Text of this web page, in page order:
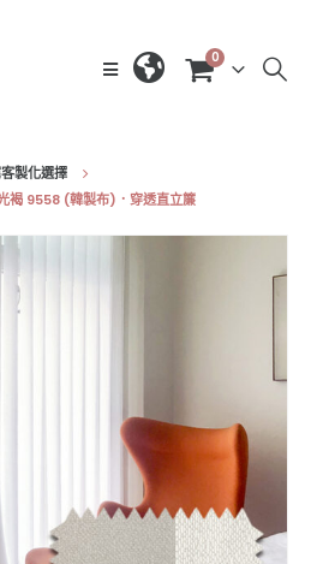
0
製化選擇
褐 9558 (韓製布)．穿透直立簾